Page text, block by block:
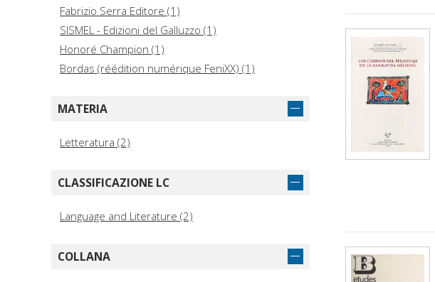
Fabrizio Serra Editore (1)
SISMEL - Edizioni del Galluzzo (1)
Honoré Champion (1)
Bordas (réédition numérique FeniXX) (1)
MATERIA
Letteratura (2)
CLASSIFICAZIONE LC
Language and Literature (2)
COLLANA